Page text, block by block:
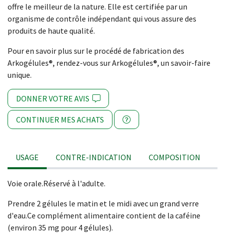
offre le meilleur de la nature. Elle est certifiée par un
organisme de contrôle indépendant qui vous assure des
produits de haute qualité.
Pour en savoir plus sur le procédé de fabrication des
Arkogélules®, rendez-vous sur Arkogélules®, un savoir-faire
unique.
DONNER VOTRE AVIS
CONTINUER MES ACHATS
USAGE CONTRE-INDICATION COMPOSITION
Voie orale.Réservé à l'adulte.
Prendre 2 gélules le matin et le midi avec un grand verre
d'eau.Ce complément alimentaire contient de la caféine
(environ 35 mg pour 4 gélules).